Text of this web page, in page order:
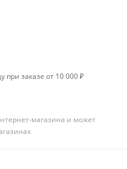
при заказе от 10 000 ₽
магазина и может